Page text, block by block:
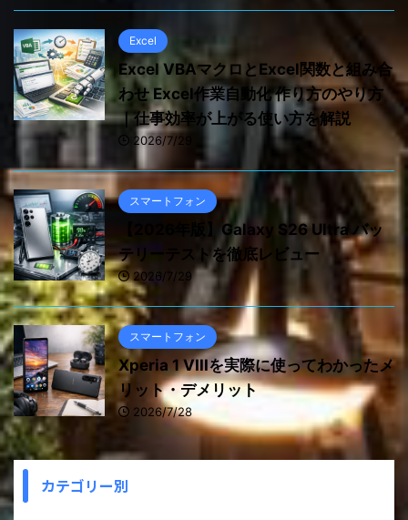
Excel
Excel VBAマクロとExcel関数と組み合
わせ Excel作業自動化 作り方のやり方
｜仕事効率が上がる使い方を解説
2026/7/29
スマートフォン
【2026年版】Galaxy S26 Ultra バッ
テリーテストを徹底レビュー
2026/7/29
スマートフォン
Xperia 1 VIIIを実際に使ってわかったメ
リット・デメリット
2026/7/28
カテゴリー別